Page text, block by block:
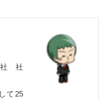
社 社
て25